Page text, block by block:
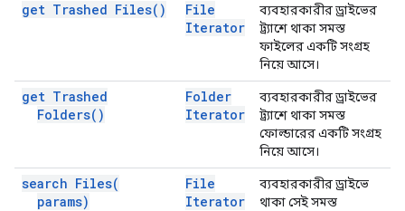
get Trashed Files( )
File
Iterator
ব্যবহারকারীর ড্রাইভের
ট্র্যাশে থাকা সমস্ত
ফাইলের একটি সংগ্রহ
নিয়ে আসে।
get Trashed
Folders( )
Folder
Iterator
ব্যবহারকারীর ড্রাইভের
ট্র্যাশে থাকা সমস্ত
ফোল্ডারের একটি সংগ্রহ
নিয়ে আসে।
search Files(
params)
File
Iterator
ব্যবহারকারীর ড্রাইভে
থাকা সেই সমস্ত